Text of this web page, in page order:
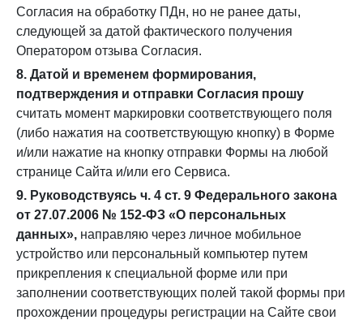
Согласия на обработку ПДн, но не ранее даты,
следующей за датой фактического получения
Оператором отзыва Согласия.
8. Датой и временем формирования,
подтверждения и отправки Согласия прошу
считать момент маркировки соответствующего поля
(либо нажатия на соответствующую кнопку) в Форме
и/или нажатие на кнопку отправки Формы на любой
странице Сайта и/или его Сервиса.
9. Руководствуясь ч. 4 ст. 9 Федерального закона
от 27.07.2006 № 152-ФЗ «О персональных
данных», направляю через личное мобильное
устройство или персональный компьютер путем
прикрепления к специальной форме или при
заполнении соответствующих полей такой формы при
прохождении процедуры регистрации на Сайте свои